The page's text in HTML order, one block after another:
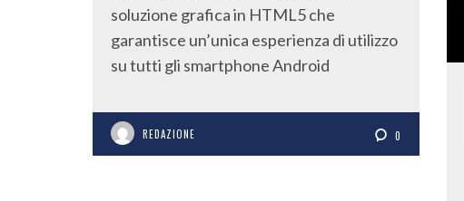
soluzione grafica in HTML5 che
garantisce un’unica esperienza di utilizzo
su tutti gli smartphone Android
REDAZIONE 0